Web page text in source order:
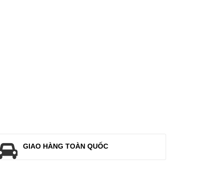
GIAO HÀNG TOÀN QUỐC